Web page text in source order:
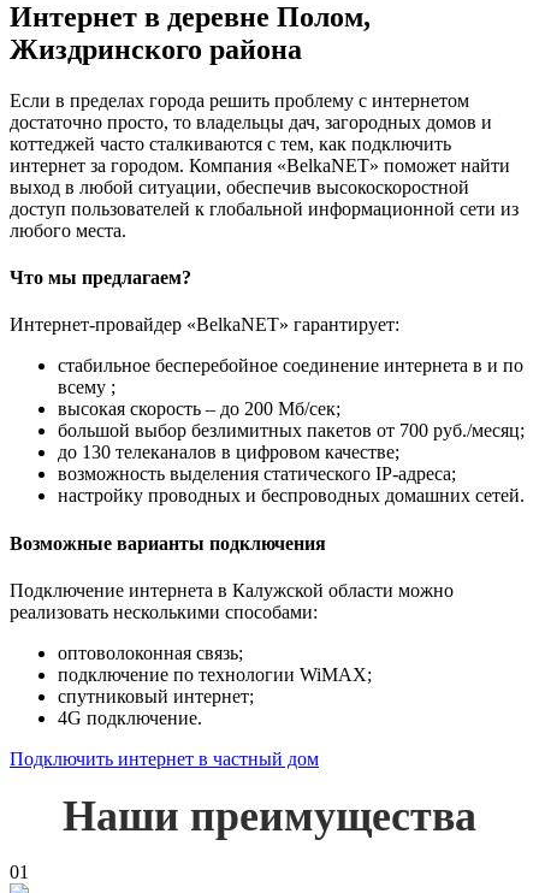
Интернет в деревне Полом,
Жиздринского района
Если в пределах города решить проблему с интернетом
достаточно просто, то владельцы дач, загородных домов и
коттеджей часто сталкиваются с тем, как подключить
интернет за городом. Компания «BelkaNET» поможет найти
выход в любой ситуации, обеспечив высокоскоростной
доступ пользователей к глобальной информационной сети из
любого места.
Что мы предлагаем?
Интернет-провайдер «BelkaNET» гарантирует:
стабильное бесперебойное соединение интернета в и по
всему ;
высокая скорость – до 200 Мб/сек;
большой выбор безлимитных пакетов от 700 руб./месяц;
до 130 телеканалов в цифровом качестве;
возможность выделения статического IP-адреса;
настройку проводных и беспроводных домашних сетей.
Возможные варианты подключения
Подключение интернета в Калужской области можно
реализовать несколькими способами:
оптоволоконная связь;
подключение по технологии WiMAX;
спутниковый интернет;
4G подключение.
Подключить интернет в частный дом
Наши преимущества
01